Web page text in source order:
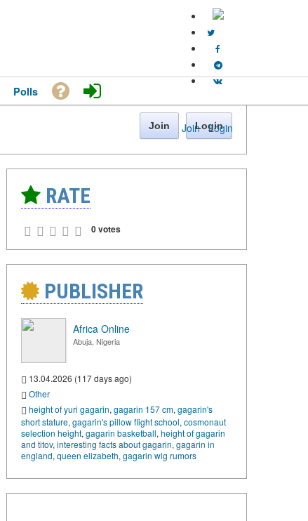
Join · Login
Polls
Join Login
RATE
0 votes
PUBLISHER
Africa Online
Abuja, Nigeria
13.04.2026 (117 days ago)
Other
height of yuri gagarin, gagarin 157 cm, gagarin's
short stature, gagarin's pillow flight school, cosmonaut
selection height, gagarin basketball, height of gagarin
and titov, interesting facts about gagarin, gagarin in
england, queen elizabeth, gagarin wig rumors